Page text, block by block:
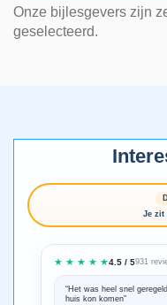
Onze bijlesgevers zijn
geselecteerd.
Je zit
★ ★ ★ ★ ★4.5 / 5931
“Het was heel snel
huis kon komen”